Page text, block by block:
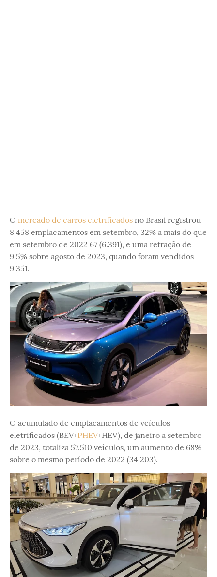
O mercado de carros eletrificados no Brasil registrou
8.458 emplacamentos em setembro, 32% a mais do que
em setembro de 2022 67 (6.391), e uma retração de
9,5% sobre agosto de 2023, quando foram vendidos
9.351.
O acumulado de emplacamentos de veículos
eletrificados (BEV+PHEV+HEV), de janeiro a setembro
de 2023, totaliza 57.510 veículos, um aumento de 68%
sobre o mesmo período de 2022 (34.203).